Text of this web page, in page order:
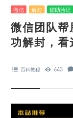
微信 解封 辅助验证
微信团队帮
功解封，看
百科教程 643